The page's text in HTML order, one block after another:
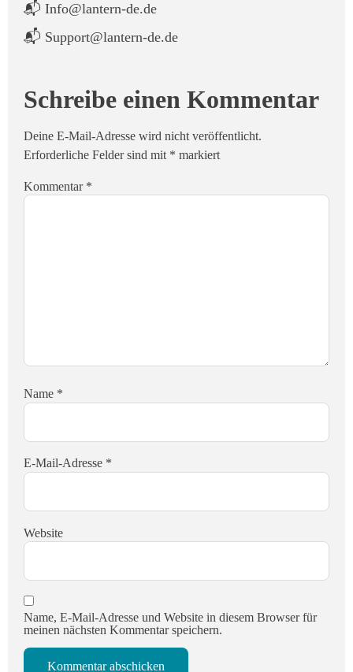
📬 Info@lantern-de.de
📬 Support@lantern-de.de
Schreibe einen Kommentar
Deine E-Mail-Adresse wird nicht veröffentlicht.
Erforderliche Felder sind mit * markiert
Kommentar *
Name *
E-Mail-Adresse *
Website
Name, E-Mail-Adresse und Website in diesem Browser für
meinen nächsten Kommentar speichern.